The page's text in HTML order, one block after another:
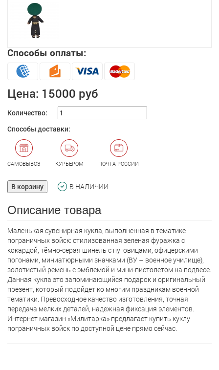
Способы оплаты:
Цена: 15000 руб
Количество:
Способы доставки:
САМОВЫВОЗ КУРЬЕРОМ ПОЧТА РОССИИ
В корзину В НАЛИЧИИ
Описание товара
Маленькая сувенирная кукла, выполненная в тематике
пограничных войск: стилизованная зеленая фуражка с
кокардой, тёмно-серая шинель с пуговицами, офицерскими
погонами, миниатюрными значками (ВУ – военное училище),
золотистый ремень с эмблемой и мини-пистолетом на подвесе.
Данная кукла это запоминающийся подарок и оригинальный
презент, который подойдет ко многим праздникам военной
тематики. Превосходное качество изготовления, точная
передача мелких деталей, надежная фиксация элементов.
Интернет магазин «Милитарка» предлагает кyпить куклу
пограничных войск по доступной цене прямо сейчас.